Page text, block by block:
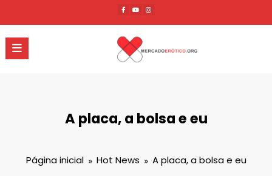
o
conteúdo
A placa, a bolsa e eu
Página inicial Hot News A placa, a bolsa e eu